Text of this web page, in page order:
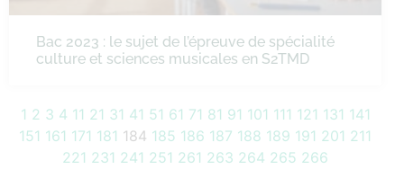
Bac 2023 : le sujet de l’épreuve de spécialité
culture et sciences musicales en S2TMD
1 2 3 4 11 21 31 41 51 61 71 81 91 101 111 121 131 141
151 161 171 181 184 185 186 187 188 189 191 201 211
221 231 241 251 261 263 264 265 266